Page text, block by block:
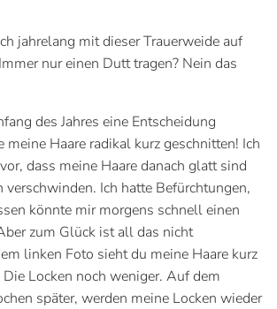
jahrelang mit dieser Trauerweide auf
nur einen Dutt tragen? Nein das
des Jahres eine Entscheidung
meine Haare radikal kurz geschnitten! Ich
dass meine Haare danach glatt sind
verschwinden. Ich hatte Befürchtungen,
könnte mir morgens schnell einen
zum Glück ist all das nicht
linken Foto sieht du meine Haare kurz
Die Locken noch weniger. Auf dem
später, werden meine Locken wieder